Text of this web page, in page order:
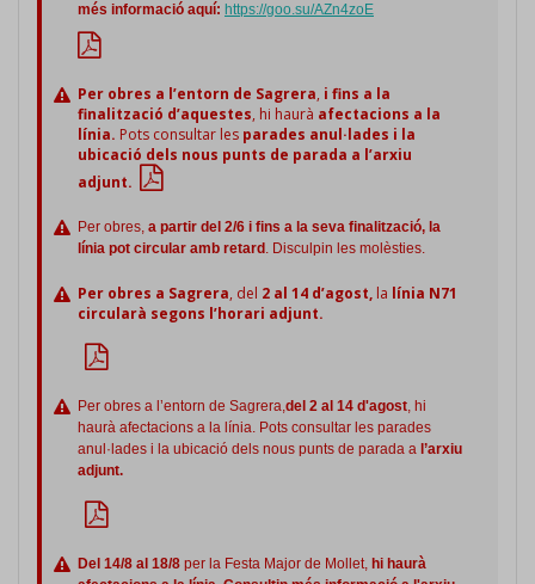
més informació aquí: https://goo.su/AZn4zoE
Per obres a l’entorn de Sagrera, i fins a la
finalització d’aquestes, hi haurà afectacions a la
línia. Pots consultar les parades anul·lades i la
ubicació dels nous punts de parada a l’arxiu
adjunt.
Per obres, a partir del 2/6 i fins a la seva finalització, la
línia pot circular amb retard . Disculpin les molèsties.
Per obres a Sagrera, del 2 al 14 d’agost, la línia N71
circularà segons l’horari adjunt.
Per obres a l’entorn de Sagrera,del 2 al 14 d'agost, hi
haurà afectacions a la línia. Pots consultar les parades
anul·lades i la ubicació dels nous punts de parada a l’arxiu
adjunt.
Del 14/8 al 18/8 per la Festa Major de Mollet, hi haurà